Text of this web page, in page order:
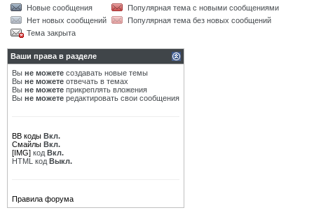
Новые сообщения
Популярная тема с новыми сообщениями
Нет новых сообщений
Популярная тема без новых сообщений
Тема закрыта
Ваши права в разделе
Вы не можете создавать новые темы
Вы не можете отвечать в темах
Вы не можете прикреплять вложения
Вы не можете редактировать свои сообщения
BB коды Вкл.
Смайлы Вкл.
[IMG] код Вкл.
HTML код Выкл.
Правила форума